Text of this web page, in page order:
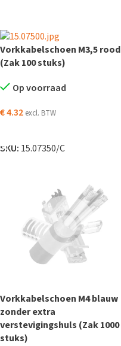
Vorkkabelschoen M3,5 rood
(Zak 100 stuks)
Op voorraad
€4.32 excl. BTW
SKU: 15.07350/C
Vorkkabelschoen M4 blauw
zonder extra
verstevigingshuls (Zak 1000
stuks)